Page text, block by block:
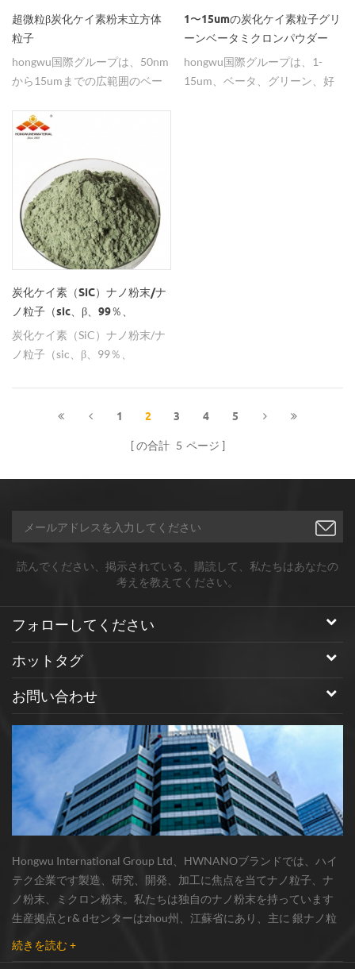
超微粒β炭化ケイ素粉末立方体
粒子
hongwu国際グループは、50nm
から15umまでの広範囲のベー
す。粉末の他に、sicナノワイヤ
ーおよびsicウイスカーも利用可
1〜15umの炭化ケイ素粒子グリ
ーンベータミクロンパウダー
hongwu国際グループは、1-
15um、ベータ、グリーン、好
炭化ケイ素（SiC）ナノ粉末/ナ
ノ粒子（sic、β、99％、
50nm、立方体）
炭化ケイ素（SiC）ナノ粉末/ナ
ノ粒子（sic、β、99％、
メータ 炭化ケイ素（SiC）ナノ
粉末/ナノ粒子 ： 粒子サイズ：
200nm、0.5um、1-2um、
ズを提供することができます製
数：378kで6.58x10-6 熱膨張係
数：1173kで2.98x10-6 圧縮
3.216g / cm 3 硬度：9.5モア 加
熱力（kj / mol）：30.343 の特
性 炭化ケイ素（sic） ナノ粉末/
ナノ粒子： 1。ベータシック粉
末は、高い化学的安定性、低い
熱膨張係数、高い熱伝導率、抵
抗温度特性は反対である金属に;
2 ベータシックパウダーは硬度
が高く、モスク硬度は9.5で、
ディスモンドの次に耐摩耗性材
料です。 3。ベータシク粉末
は、高い耐熱性、耐食性、酸お
4。ベータシックパウダーは、
優れた靭性、優れた研削性能、
優れた電気の熱伝導率。 の応用
分野 炭化ケイ素（SiC）ナノ粉
末/ナノ粒子： として改良され
た高強度ナイロン素材：ポリマ
1 2 3 4 5
の合計 5 ページ
読んでください、掲示されている、購読して、私たちはあなたの
考えを教えてください。
フォローしてください
ホットタグ
お問い合わせ
Hongwu International Group Ltd、HWNANOブランドでは、ハイ
テク企業です製造、研究、開発、加工に焦点を当てナノ粒子、ナ
ノ粉末、ミクロン粉末。私たちは独自のナノ粉末を持っています
生産拠点とr& dセンターはzhou州、江蘇省にあり、主に 銀ナノ粒
子 、 銅ナノ粒子 、 炭化ケイ素ウィスカー/粉末 、 カーボンナノチ
ューブ 、 グラフェン 、 酸化アルミニウムナノ粒子 、 窒化ケイ素
続きを読む +